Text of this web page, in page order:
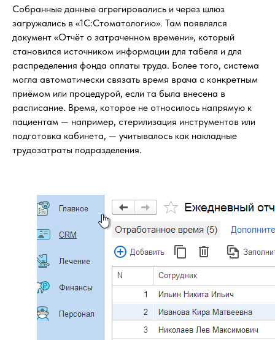
Собранные данные агрегировались и через шлюз
загружались в «1С:Стоматологию». Там появлялся
документ «Отчёт о затраченном времени», который
становился источником информации для табеля и для
распределения фонда оплаты труда. Более того, система
могла автоматически связать время врача с конкретным
приёмом или процедурой, если та была внесена в
расписание. Время, которое не относилось напрямую к
пациентам — например, стерилизация инструментов или
подготовка кабинета, — учитывалось как накладные
трудозатраты подразделения.